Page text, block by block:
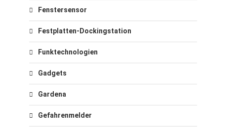
Fenstersensor
Festplatten-Dockingstation
Funktechnologien
Gadgets
Gardena
Gefahrenmelder